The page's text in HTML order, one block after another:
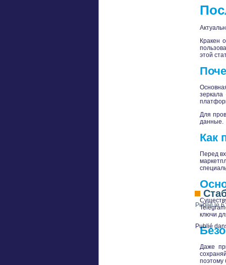
Кракен
этой
Для
данные.
Как
Перед
ключи
Даже
поэтому
Publié
Publié le 6